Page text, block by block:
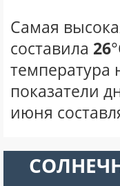
Самая
составила 26
температура
показатели
июня